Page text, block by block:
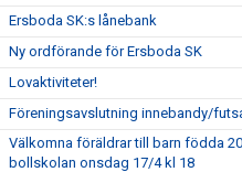
Ersboda SK:s lånebank
Ny ordförande för Ersboda SK
Lovaktiviteter!
Föreningsavslutning innebandy/
Välkomna föräldrar till barn födda
bollskolan onsdag 17/4 kl 18